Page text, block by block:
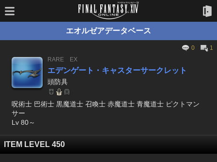
エオルゼアデータベース
0
1
RARE
EX
エデンゲート・キャスターサークレット
頭防具
呪術士 巴術士 黒魔道士 召喚士 赤魔道士 青魔道士 ピクトマン
サー
Lv 80～
ITEM LEVEL 450